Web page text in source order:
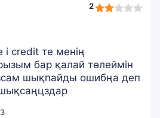
2
2,0
і credit те менің
бар қалай төлеймін
шықпайды ошибңа деп
3